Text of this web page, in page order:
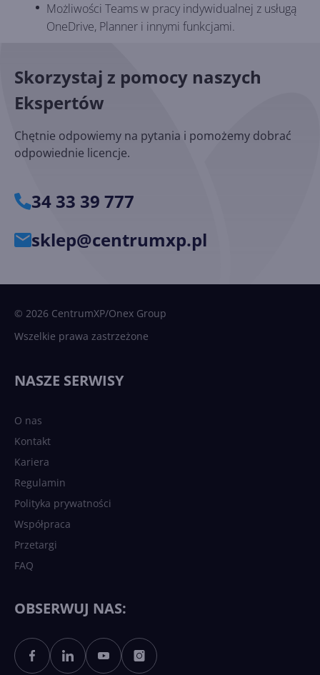
Możliwości Teams w pracy indywidualnej z usługą
OneDrive, Planner i innymi funkcjami.
Skorzystaj z pomocy naszych
Ekspertów
Chętnie odpowiemy na pytania i pomożemy dobrać
odpowiednie licencje.
34 33 39 777
sklep@centrumxp.pl
© 2026 CentrumXP/Onex Group
Wszelkie prawa zastrzeżone
NASZE SERWISY
O nas
Kontakt
Kariera
Regulamin
Polityka prywatności
Współpraca
Przetargi
FAQ
OBSERWUJ NAS: